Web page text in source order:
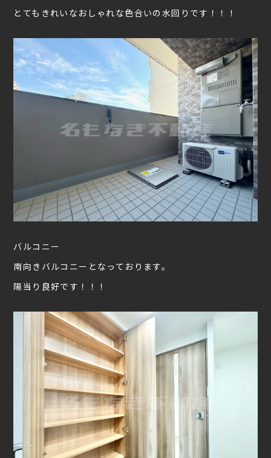
とてもきれいなおしゃれな色合いの水回りです！！！
バルコニー
南向きバルコニーとなっております。
陽当り良好です！！！